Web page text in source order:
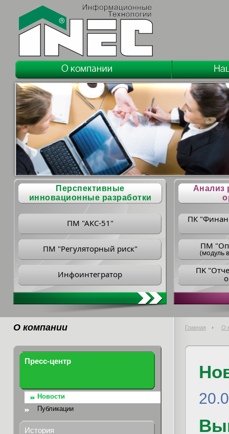
Перспективные
инновационные разработки
ПМ "АКС-51"
ПМ "Регуляторный риск"
Инфоинтегратор
Анализ
ПК
ПM
(модуль
ПK
О компании Главная О
Пресс-центр
Новости
Публикации
История